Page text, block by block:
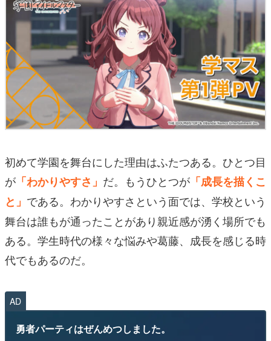
初めて学園を舞台にした理由はふたつある。ひとつ目
が 「わかりやすさ」 だ。もうひとつが 「成長を描くこ
と」 である。わかりやすさという面では、学校という
舞台は誰もが通ったことがあり親近感が湧く場所でも
ある。学生時代の様々な悩みや葛藤、成長を感じる時
代でもあるのだ。
AD
勇者パーティはぜんめつしました。